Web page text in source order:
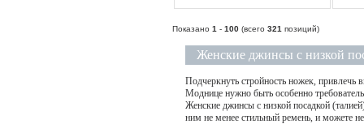
Показано 1 - 100 (всего 321 позиций)
Женские джинсы с низкой
Подчеркнуть стройность ножек, привлечь
Моднице нужно быть особенно
Женские джинсы с низкой посадкой
ним не менее стильный ремень, и можете